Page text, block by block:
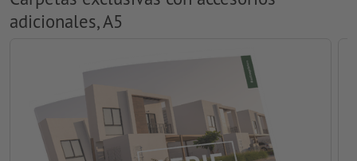
adicionales, A5